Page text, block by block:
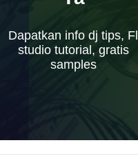
Dapatkan info dj tips, Fl
studio tutorial, gratis
samples